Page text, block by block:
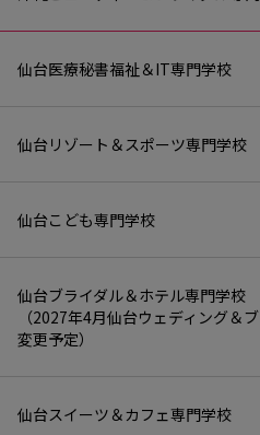
仙台医療秘書福祉＆IT専門学校
仙台リゾート＆スポーツ専門学校
仙台こども専門学校
仙台ブライダル＆ホテル専門学校
（2027年4月仙台ウェディング＆
変更予定）
仙台スイーツ＆カフェ専門学校